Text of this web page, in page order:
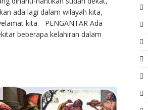
ada lagi dalam wilayah kita,
kita. ⁣ ⁣ PENGANTAR⁣ Ada
beberapa kelahiran dalam
teringat akan kelahiran Ishak,
tokoh lain. Kelahiran Simson